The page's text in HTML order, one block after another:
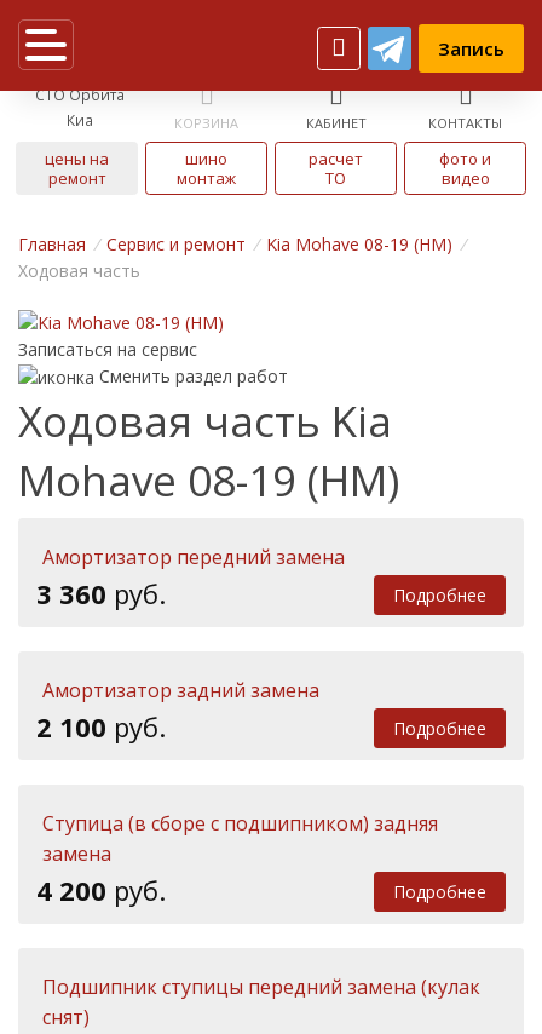
Запись
СТО Орбита
Киа
КОРЗИНА КАБИНЕТ КОНТАКТЫ
цены на
ремонт
шино
монтаж
расчет
ТО
фото и
видео
Главная / Cервис и ремонт / Kia Mohave 08-19 (HM) /
Ходовая часть
Записаться на сервис
Сменить раздел работ
Ходовая часть Kia
Mohave 08-19 (HM)
Амортизатор передний замена
3 360 руб. Подробнее
Амортизатор задний замена
2 100 руб. Подробнее
Ступица (в сборе с подшипником) задняя
замена
4 200 руб. Подробнее
Подшипник ступицы передний замена (кулак
снят)